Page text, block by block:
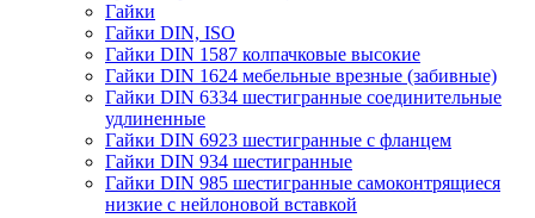
Гайки
Гайки DIN, ISO
Гайки DIN 1587 колпачковые высокие
Гайки DIN 1624 мебельные врезные (забивные)
Гайки DIN 6334 шестигранные соединительные
удлиненные
Гайки DIN 6923 шестигранные с фланцем
Гайки DIN 934 шестигранные
Гайки DIN 985 шестигранные самоконтрящиеся
низкие с нейлоновой вставкой